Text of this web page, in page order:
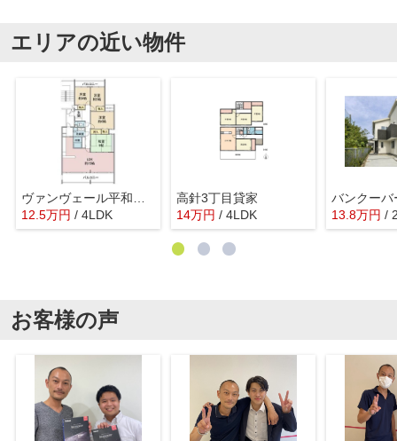
エリアの近い物件
ヴァンヴェール平和ヶ丘
12.5万円 / 4LDK
高針3丁目貸家
14万円 / 4LDK
バンクー
13.8万円 /
お客様の声